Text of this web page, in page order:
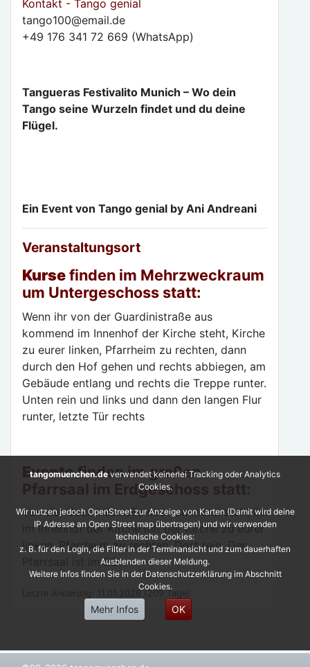
Kontakt - Tango genial
tango100@email.de
+49 176 341 72 669 (WhatsApp)
Tangueras Festivalito Munich – Wo dein
Tango seine Wurzeln findet und du deine
Flügel.
Ein Event von Tango genial by Ani Andreani
Veranstaltungsort
Kursefinden im Mehrzweckraum
um Untergeschoss statt:
Wenn ihr von der Guardinistraße aus
kommend im Innenhof der Kirche steht, Kirche
zu eurer linken, Pfarrheim zu rechten, dann
durch den Hof gehen und rechts abbiegen, am
Gebäude entlang und rechts die Treppe runter.
Unten rein und links und dann den langen Flur
runter, letzte Tür rechts
Eventsfinden im großen
Pfarrsaal im Erdgeschoss statt:
Von der Guardinistraße aus kommend steht ihr
im Innenhof der Kirche mit der Kirche zu eurer
linken, Pfarrheim zu rechten. Dort rein. Der
Pfarrsaal ist im EG.
Letzte Änderung: 11.01.2026 (209 Tage)
tangomuenchen.deverwendet keinerlei Tracking oder Analytics
Cookies.
Wir nutzen jedoch OpenStreet zur Anzeige von Karten (Damit wird deine
IP Adresse an Open Street map übertragen) und wir verwenden
technische Cookies:
z. B. für den Login, die Filter in der Terminansicht und zum dauerhaften
Ausblenden dieser Meldung.
Weitere Infos finden Sie in der Datenschutzerklärung im Abschnitt
Cookies.
Mehr Infos OK